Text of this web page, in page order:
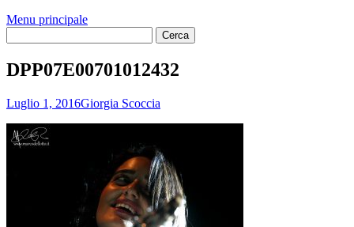
Menu principale
DPP07E00701012432
Luglio 1, 2016Giorgia Scoccia